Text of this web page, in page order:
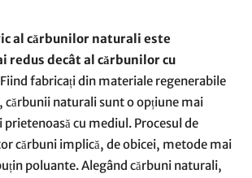
al cărbunilor naturali este
redus decât al cărbunilor cu
Fiind fabricați din materiale regenerabile
cărbunii naturali sunt o opțiune mai
prietenoasă cu mediul. Procesul de
cărbuni implică, de obicei, metode mai
poluante. Alegând cărbuni naturali,